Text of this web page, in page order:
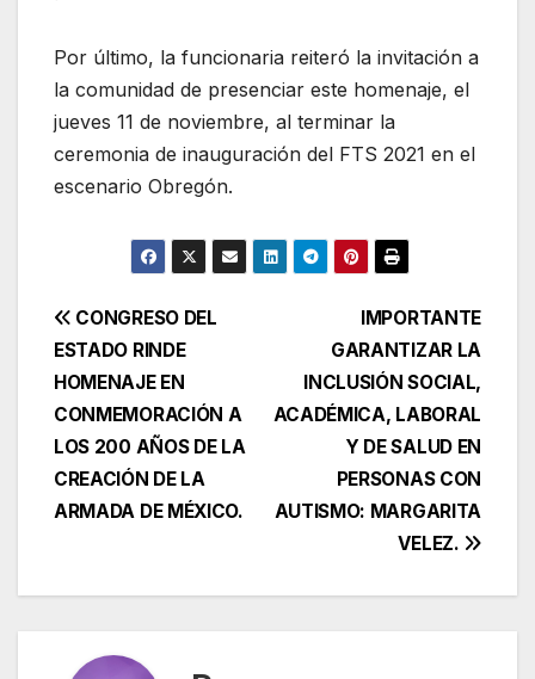
Por último, la funcionaria reiteró la invitación a
la comunidad de presenciar este homenaje, el
jueves 11 de noviembre, al terminar la
ceremonia de inauguración del FTS 2021 en el
escenario Obregón.
Navegación
de
entradas
IMPORTANTE
GARANTIZAR LA
INCLUSIÓN SOCIAL,
ACADÉMICA, LABORAL
Y DE SALUD EN
PERSONAS CON
AUTISMO: MARGARITA
VELEZ.
CONGRESO DEL
ESTADO RINDE
HOMENAJE EN
CONMEMORACIÓN A
LOS 200 AÑOS DE LA
CREACIÓN DE LA
ARMADA DE MÉXICO.